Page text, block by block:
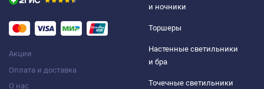
Акции
Оплата и доставка
О нас
и ночники
Торшеры
Настенные светильники
и бра
Точечные светильники